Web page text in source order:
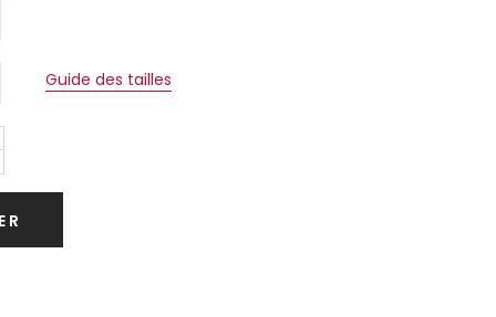
Guide des tailles